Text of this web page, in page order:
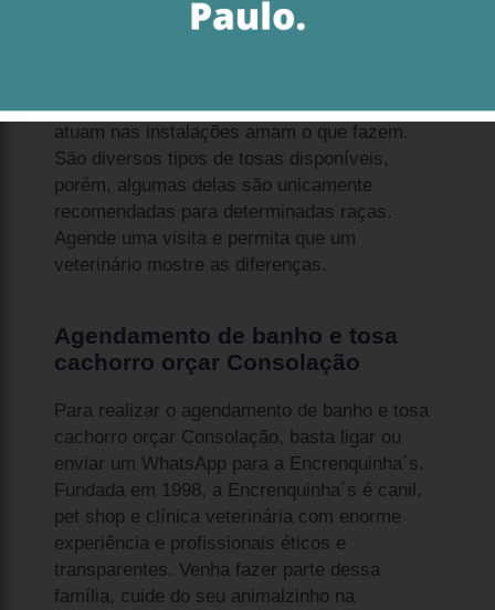
atuam nas instalações amam o que fazem.
São diversos tipos de tosas disponíveis,
porém, algumas delas são unicamente
recomendadas para determinadas raças.
Agende uma visita e permita que um
veterinário mostre as diferenças.
Agendamento de banho e tosa
cachorro orçar Consolação
Para realizar o agendamento de banho e tosa
cachorro orçar Consolação, basta ligar ou
enviar um WhatsApp para a Encrenquinha´s.
Fundada em 1998, a Encrenquinha´s é canil,
pet shop e clínica veterinária com enorme
experiência e profissionais éticos e
transparentes. Venha fazer parte dessa
família, cuide do seu animalzinho na